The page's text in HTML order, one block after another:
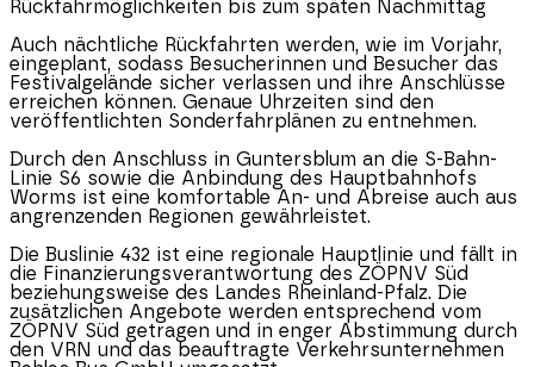
Rückfahrmöglichkeiten bis zum späten Nachmittag
Auch nächtliche Rückfahrten werden, wie im Vorjahr,
eingeplant, sodass Besucherinnen und Besucher das
Festivalgelände sicher verlassen und ihre Anschlüsse
erreichen können. Genaue Uhrzeiten sind den
veröffentlichten Sonderfahrplänen zu entnehmen.
Durch den Anschluss in Guntersblum an die S-Bahn-
Linie S6 sowie die Anbindung des Hauptbahnhofs
Worms ist eine komfortable An- und Abreise auch aus
angrenzenden Regionen gewährleistet.
Die Buslinie 432 ist eine regionale Hauptlinie und fällt in
die Finanzierungsverantwortung des ZÖPNV Süd
beziehungsweise des Landes Rheinland-Pfalz. Die
zusätzlichen Angebote werden entsprechend vom
ZÖPNV Süd getragen und in enger Abstimmung durch
den VRN und das beauftragte Verkehrsunternehmen